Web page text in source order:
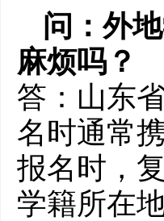
问：外
麻烦吗？
答：山东
名时通常
报名时，
学籍所在